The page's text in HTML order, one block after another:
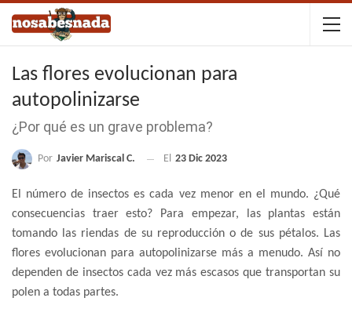
Las flores evolucionan para
autopolinizarse
¿Por qué es un grave problema?
Por Javier Mariscal C. El 23 Dic 2023
El número de insectos es cada vez menor en el mundo. ¿Qué
consecuencias traer esto? Para empezar, las plantas están
tomando las riendas de su reproducción o de sus pétalos. Las
flores evolucionan para autopolinizarse más a menudo. Así no
dependen de insectos cada vez más escasos que transportan su
polen a todas partes.